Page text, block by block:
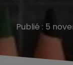
Publié : 5